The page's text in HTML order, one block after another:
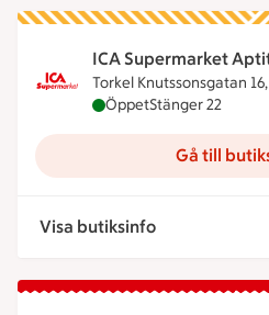
ICA Supermarket
Torkel Knutssonsgatan
ICA Supermarket
ÖppetStänger 22
Gå till
Visa butiksinfo